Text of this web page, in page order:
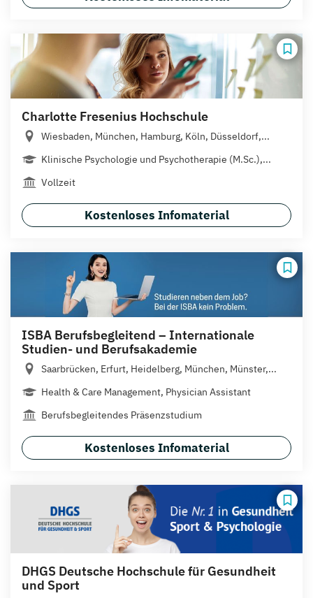
Charlotte Fresenius Hochschule
Wiesbaden, München, Hamburg, Köln, Düsseldorf,...
Klinische Psychologie und Psychotherapie (M.Sc.),...
Vollzeit
Kostenloses Infomaterial
ISBA Berufsbegleitend – Internationale
Studien- und Berufsakademie
Saarbrücken, Erfurt, Heidelberg, München, Münster,...
Health & Care Management, Physician Assistant
Berufsbegleitendes Präsenzstudium
Kostenloses Infomaterial
DHGS Deutsche Hochschule für Gesundheit
und Sport